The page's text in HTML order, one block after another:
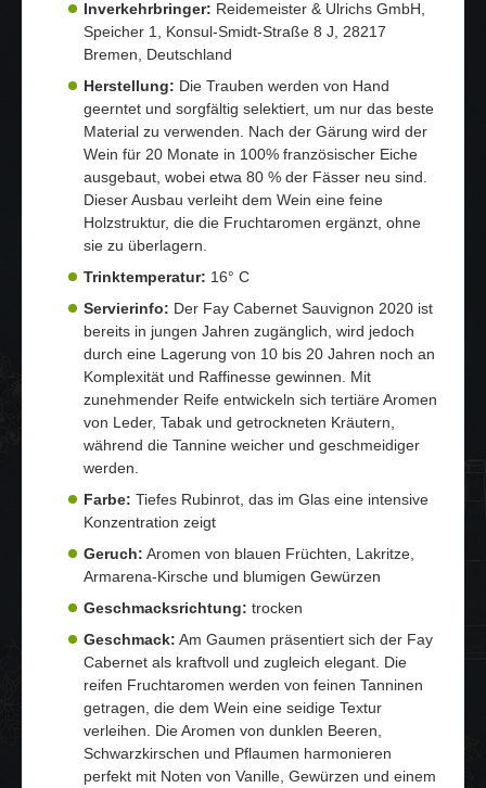
Inverkehrbringer: Reidemeister & Ulrichs GmbH,
Speicher 1, Konsul-Smidt-Straße 8 J, 28217
Bremen, Deutschland
Herstellung: Die Trauben werden von Hand
geerntet und sorgfältig selektiert, um nur das beste
Material zu verwenden. Nach der Gärung wird der
Wein für 20 Monate in 100% französischer Eiche
ausgebaut, wobei etwa 80 % der Fässer neu sind.
Dieser Ausbau verleiht dem Wein eine feine
Holzstruktur, die die Fruchtaromen ergänzt, ohne
sie zu überlagern.
Trinktemperatur: 16° C
Servierinfo: Der Fay Cabernet Sauvignon 2020 ist
bereits in jungen Jahren zugänglich, wird jedoch
durch eine Lagerung von 10 bis 20 Jahren noch an
Komplexität und Raffinesse gewinnen. Mit
zunehmender Reife entwickeln sich tertiäre Aromen
von Leder, Tabak und getrockneten Kräutern,
während die Tannine weicher und geschmeidiger
werden.
Farbe: Tiefes Rubinrot, das im Glas eine intensive
Konzentration zeigt
Geruch: Aromen von blauen Früchten, Lakritze,
Armarena-Kirsche und blumigen Gewürzen
Geschmacksrichtung: trocken
Geschmack: Am Gaumen präsentiert sich der Fay
Cabernet als kraftvoll und zugleich elegant. Die
reifen Fruchtaromen werden von feinen Tanninen
getragen, die dem Wein eine seidige Textur
verleihen. Die Aromen von dunklen Beeren,
Schwarzkirschen und Pflaumen harmonieren
perfekt mit Noten von Vanille, Gewürzen und einem